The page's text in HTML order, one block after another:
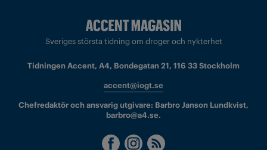
Sveriges största tidning om droger och nykterhet
Tidningen Accent, A4, Bondegatan 21, 116 33 Stockholm
accent@iogt.se
Chefredaktör och ansvarig utgivare: Barbro Janson Lundkvist,
barbro@a4.se.